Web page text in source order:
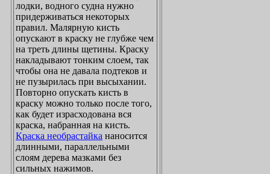
лодки, водного судна нужно
придерживаться некоторых
правил. Малярную кисть
опускают в краску не глубже чем
на треть длины щетины. Краску
накладывают тонким слоем, так
чтобы она не давала подтеков и
не пузырилась при высыхании.
Повторно опускать кисть в
краску можно только после того,
как будет израсходована вся
краска, набранная на кисть.
Краска необрастайка
длинными, параллельными
слоям дерева мазками без
сильных нажимов.